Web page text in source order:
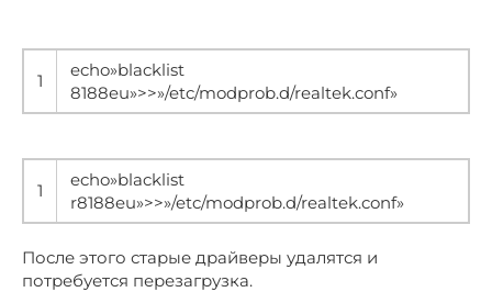
1
echo»blacklist
8188eu»>>»/etc/modprob.d/realtek.conf»
1
echo»blacklist
r8188eu»>>»/etc/modprob.d/realtek.conf»
После этого старые драйверы удалятся и
потребуется перезагрузка.